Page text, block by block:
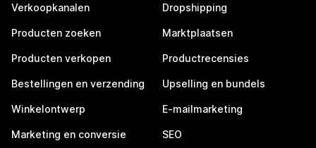
Verkoopkanalen
Producten zoeken
Producten verkopen
Bestellingen en verzending
Winkelontwerp
Marketing en conversie
Dropshipping
Marktplaatsen
Productrecensies
Upselling en bundels
E-mailmarketing
SEO